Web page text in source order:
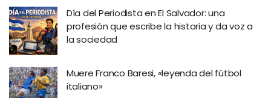
Día del Periodista en El Salvador: una
profesión que escribe la historia y da voz a
la sociedad
Muere Franco Baresi, «leyenda del fútbol
italiano»